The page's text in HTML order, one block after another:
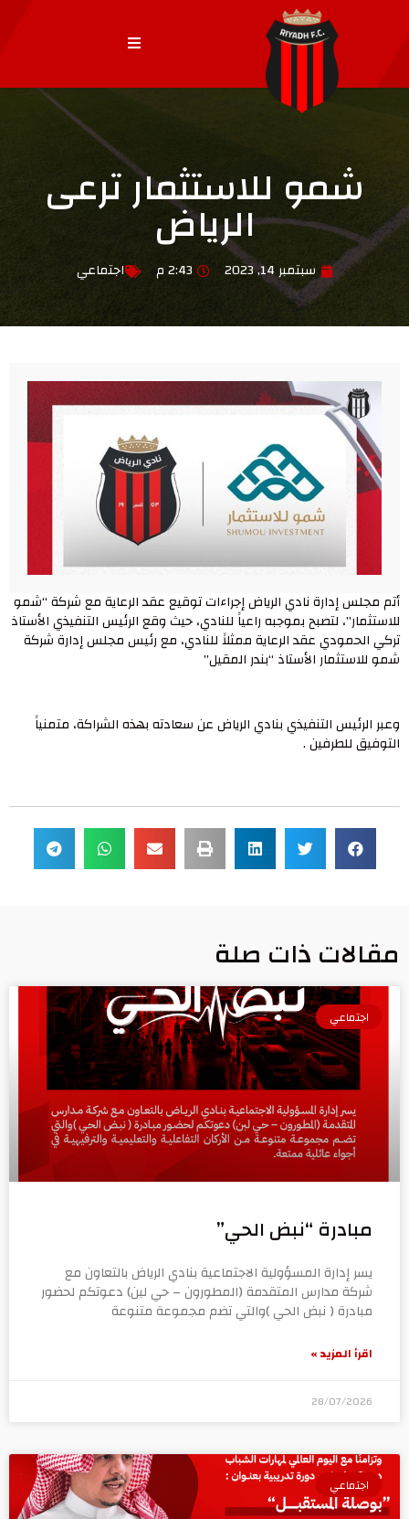
شمو للاستثمار ترعى
الرياض
سبتمبر 14, 2023 2:43 م اجتماعي
أتم مجلس إدارة نادي الرياض إجراءات توقيع عقد الرعاية مع شركة “شمو
للاستثمار”، لتصبح بموجبه راعياََ للنادي، حيث وقع الرئيس التنفيذي الأستاذ
تركي الحمودي عقد الرعاية ممثلاََ للنادي، مع رئيس مجلس إدارة شركة
شمو للاستثمار الأستاذ “بندر المقيل”
وعبر الرئيس التنفيذي بنادي الرياض عن سعادته بهذه الشراكة، متمنياََ
التوفيق للطرفين .
مقالات ذات صلة
اجتماعي
مبادرة “نبض الحي”
يسر إدارة المسؤولية الاجتماعية بنادي الرياض بالتعاون مع
شركة مدارس المتقدمة (المطورون – حي لبن) دعوتكم لحضور
مبادرة ( نبض الحي )والتي تضم مجموعة متنوعة
اقرأ المزيد »
28/07/2026
اجتماعي